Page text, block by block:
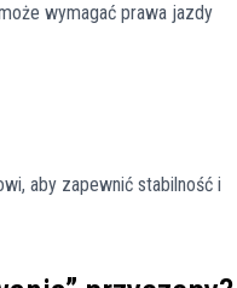
wymagać prawa jazdy
aby zapewnić stabilność i